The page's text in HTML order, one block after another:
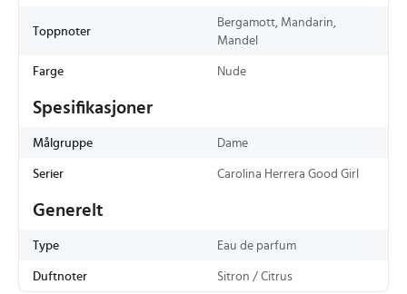
Toppnoter
Bergamott, Mandarin,
Mandel
Farge Nude
Spesifikasjoner
Målgruppe Dame
Serier Carolina Herrera Good Girl
Generelt
Type Eau de parfum
Duftnoter Sitron / Citrus